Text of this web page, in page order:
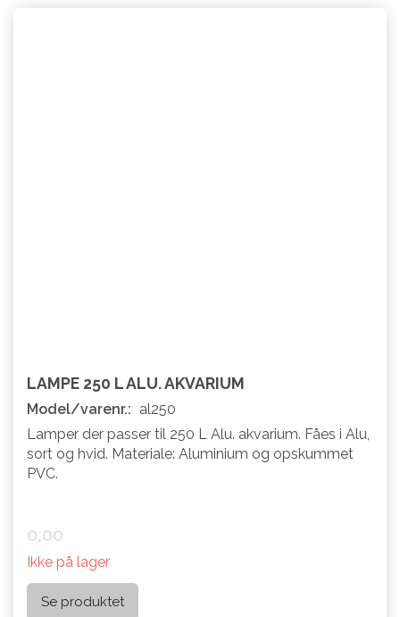
LAMPE 250 L ALU. AKVARIUM
Model/varenr.: al250
Lamper der passer til 250 L Alu. akvarium. Fåes i Alu,
sort og hvid. Materiale: Aluminium og opskummet
PVC.
0,00
Ikke på lager
Se produktet